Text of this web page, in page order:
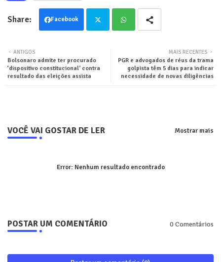
Facebook
ter tsa
MAIS RECENTES
PGR e advogados de réus da trama
golpista têm 5 dias para indicar
necessidade de novas diligências
ANTIGOS
Bolsonaro admite ter procurado
‘dispositivo constitucional’ contra
resultado das eleições assista
VOCÊ VAI GOSTAR DE LER Mostrar mais
Error: Nenhum resultado encontrado
POSTAR UM COMENTÁRIO 0 Comentários